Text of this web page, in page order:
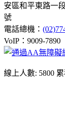
安區和平東路一
號
電話總機：
VoIP：9009-7890
線上人數: 5800